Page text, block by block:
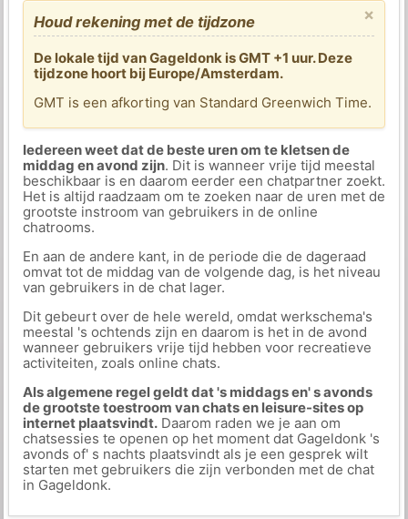
×
Houd rekening met de tijdzone
De lokale tijd van Gageldonk is GMT +1 uur. Deze
tijdzone hoort bij Europe/Amsterdam.
GMT is een afkorting van Standard Greenwich Time.
Iedereen weet dat de beste uren om te kletsen de
middag en avond zijn. Dit is wanneer vrije tijd meestal
beschikbaar is en daarom eerder een chatpartner zoekt.
Het is altijd raadzaam om te zoeken naar de uren met de
grootste instroom van gebruikers in de online
chatrooms.
En aan de andere kant, in de periode die de dageraad
omvat tot de middag van de volgende dag, is het niveau
van gebruikers in de chat lager.
Dit gebeurt over de hele wereld, omdat werkschema's
meestal 's ochtends zijn en daarom is het in de avond
wanneer gebruikers vrije tijd hebben voor recreatieve
activiteiten, zoals online chats.
Als algemene regel geldt dat 's middags en' s avonds
de grootste toestroom van chats en leisure-sites op
internet plaatsvindt.Daarom raden we je aan om
chatsessies te openen op het moment dat Gageldonk 's
avonds of' s nachts plaatsvindt als je een gesprek wilt
starten met gebruikers die zijn verbonden met de chat
in Gageldonk.